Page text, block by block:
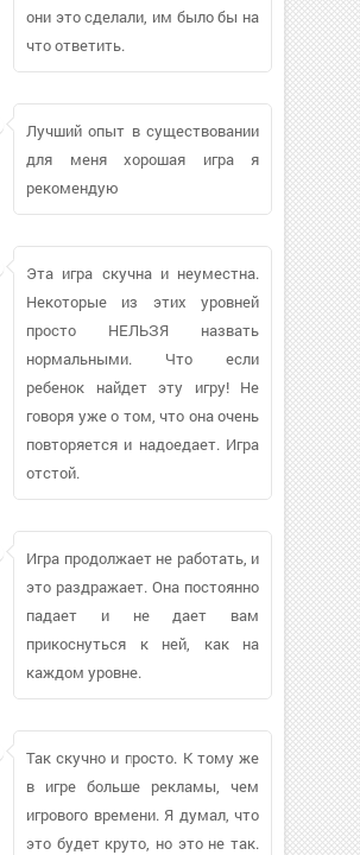
они это сделали, им было бы на
что ответить.
Лучший опыт в существовании
для меня хорошая игра я
рекомендую
Эта игра скучна и неуместна.
Некоторые из этих уровней
просто НЕЛЬЗЯ назвать
нормальными. Что если
ребенок найдет эту игру! Не
говоря уже о том, что она очень
повторяется и надоедает. Игра
отстой.
Игра продолжает не работать, и
это раздражает. Она постоянно
падает и не дает вам
прикоснуться к ней, как на
каждом уровне.
Так скучно и просто. К тому же
в игре больше рекламы, чем
игрового времени. Я думал, что
это будет круто, но это не так.